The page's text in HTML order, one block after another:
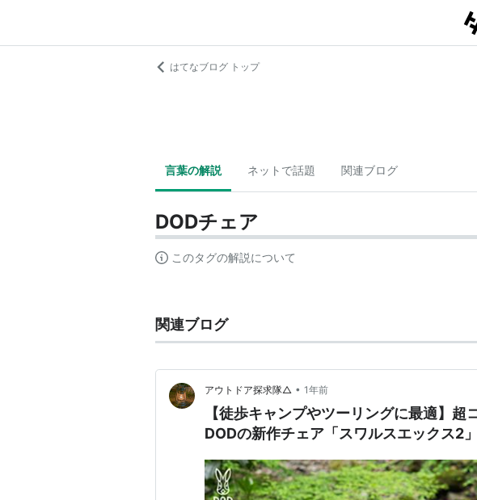
はてなブログ トップ
言葉の解説 ネットで話題 関連ブログ
DODチェア
このタグの解説について
関連ブログ
アウトドア探求隊△ • 1年前
【徒歩キャンプやツーリングに最適】超
DODの新作チェア「スワルスエックス2